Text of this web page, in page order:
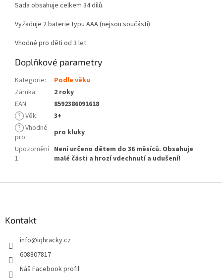
Sada obsahuje celkem 34 dílů.
Vyžaduje 2 baterie typu AAA (nejsou součástí)
Vhodné pro děti od 3 let
Doplňkové parametry
Kategorie:
Podle věku
Záruka:
2 roky
EAN:
8592386091618
? Věk:
3+
? Vhodné
pro:
pro kluky
Upozornění
1:
Není určeno dětem do 36 měsíců. Obsahuje
malé části a hrozí vdechnutí a udušení!
Kontakt
info@iqhracky.cz
608807817
Náš Facebook profil